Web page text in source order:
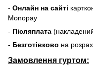
- Онлайн на сайті
Monopay
- Післяплата
- Безготівково на
Замовлення гуртом: